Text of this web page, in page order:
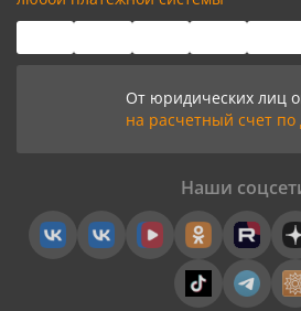
От юридических лиц
на расчетный счет по
Наши